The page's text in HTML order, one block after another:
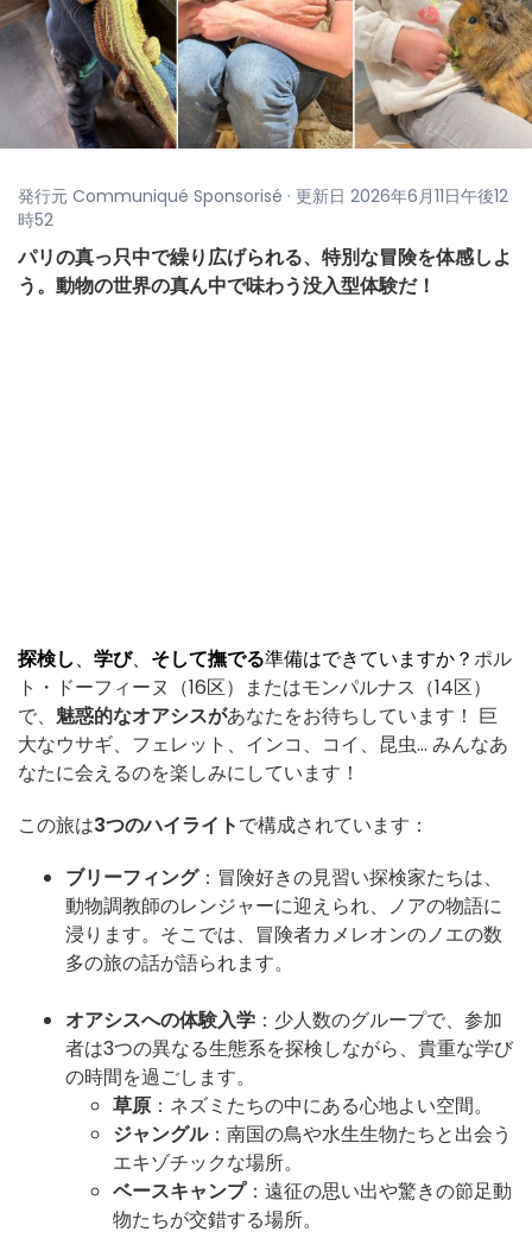
発行元 Communiqué Sponsorisé · 更新日 2026年6月11日午後12
時52
パリの真っ只中で繰り広げられる、特別な冒険を体感しよ
う。動物の世界の真ん中で味わう没入型体験だ！
探検し、 学び、 そして撫でる準備はできていますか？ポル
ト・ドーフィーヌ（16区）またはモンパルナス（14区）
で、 魅惑的なオアシスがあなたをお待ちしています！ 巨
大なウサギ、フェレット、インコ、コイ、昆虫… みんなあ
なたに会えるのを楽しみにしています！
この旅は3つのハイライトで構成されています：
ブリーフィング：冒険好きの見習い探検家たちは、
動物調教師のレンジャーに迎えられ、ノアの物語に
浸ります。そこでは、冒険者カメレオンのノエの数
多の旅の話が語られます。
オアシスへの体験入学 ：少人数のグループで、参加
者は3つの異なる生態系を探検しながら、貴重な学び
の時間を過ごします。
草原 ：ネズミたちの中にある心地よい空間。
ジャングル：南国の鳥や水生生物たちと出会う
エキゾチックな場所。
ベースキャンプ：遠征の思い出や驚きの節足動
物たちが交錯する場所。